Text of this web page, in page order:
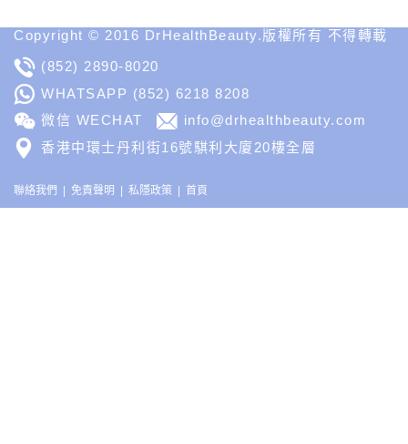
Copyright © 2016 DrHealthBeauty.版權所有 不得轉載
(852) 2890-8020
WHATSAPP (852) 6218 8208
微信 WECHAT
info@drhealthbeauty.com
香港中環士丹利街16號騏利大廈20樓全層
聯絡我們 免責聲明 私隱政策 首頁